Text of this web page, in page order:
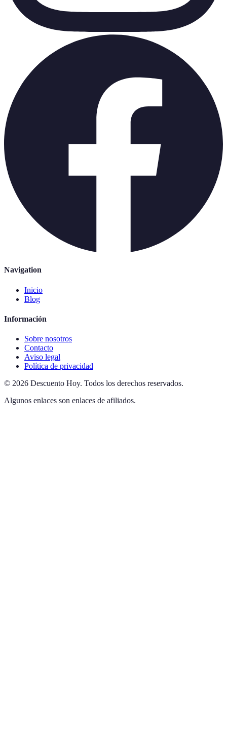
Navigation
Inicio
Blog
Información
Sobre nosotros
Contacto
Aviso legal
Política de privacidad
© 2026 Descuento Hoy. Todos los derechos reservados.
Algunos enlaces son enlaces de afiliados.